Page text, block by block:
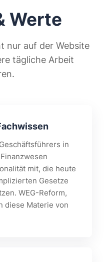
Werte
nur auf der Website
tägliche Arbeit
in
mit, die heute
Gesetze
WEG-Reform,
diese Materie von